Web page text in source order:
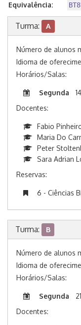
Equivalência:
Turma: A
Número de alunos
Idioma de
Horários/Salas:
Segunda
Docentes:
Fabio
Maria Do
Peter
Sara Adrian
Reservas:
6 - Ciências
Turma: B
Número de alunos
Idioma de
Horários/Salas:
Segunda
Docentes: